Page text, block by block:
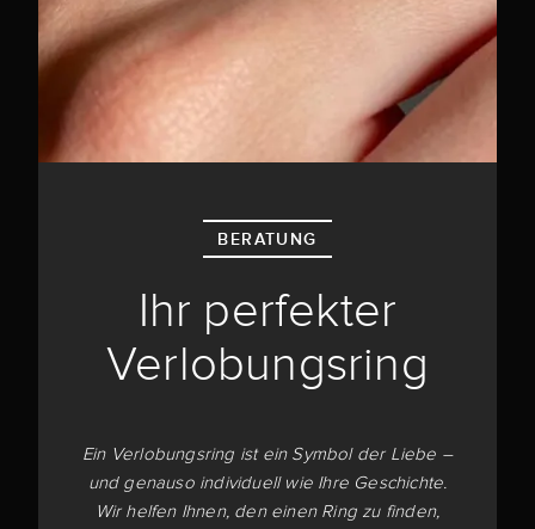
BERATUNG
Ihr perfekter
Verlobungsring
Ein Verlobungsring ist ein Symbol der Liebe –
und genauso individuell wie Ihre Geschichte.
Wir helfen Ihnen, den einen Ring zu finden,